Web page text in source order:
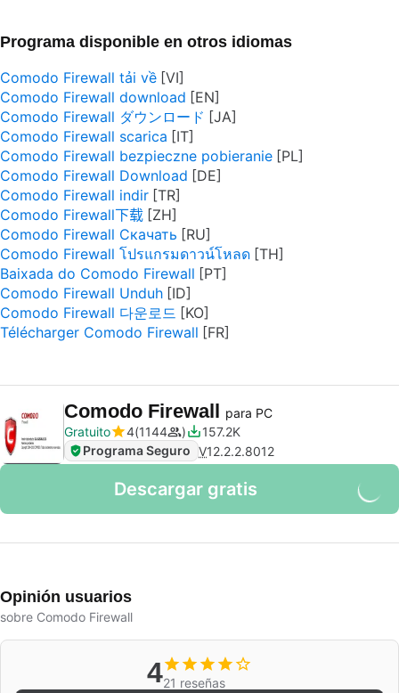
Programa disponible en otros idiomas
Comodo Firewall tải về
Comodo Firewall download
Comodo Firewall ダウンロード
Comodo Firewall scarica
Comodo Firewall bezpieczne pobieranie
Comodo Firewall Download
Comodo Firewall indir
Comodo Firewall下载
Comodo Firewall Скачать
Comodo Firewall โปรแกรมดาวน์โหลด
Baixada do Comodo Firewall
Comodo Firewall Unduh
Comodo Firewall 다운로드
Télécharger Comodo Firewall
Comodo Firewall para PC
Gratuito
4 1144
157.2K
Programa Seguro V12.2.2.8012
Descargar gratis
Opinión usuarios
sobre Comodo Firewall
421 reseñas